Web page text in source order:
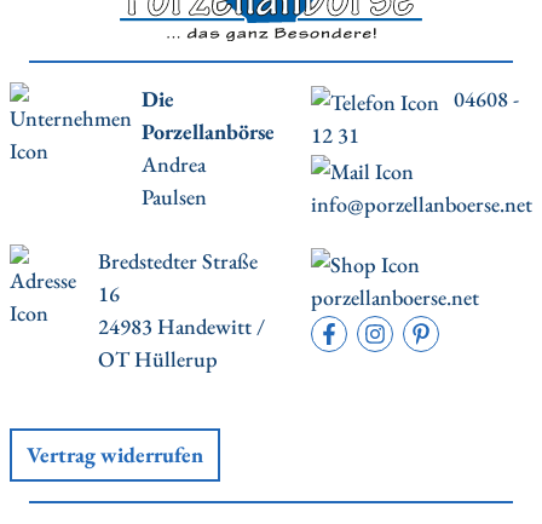
Die
Porzellanbörse
Andrea
Paulsen
04608 -
12 31
info@porzellanboerse.net
Bredstedter Straße
16
24983 Handewitt /
OT Hüllerup
porzellanboerse.net
Vertrag widerrufen